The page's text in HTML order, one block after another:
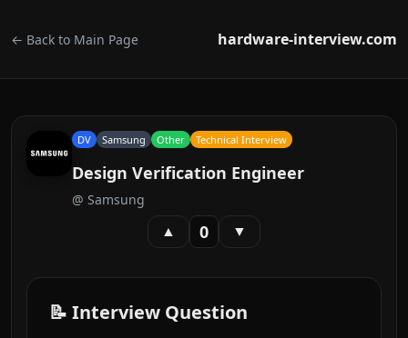
← Back to Main Page hardware-interview.com
DV Samsung Other Technical Interview
Design Verification Engineer
@ Samsung
▲ 0 ▼
📝 Interview Question